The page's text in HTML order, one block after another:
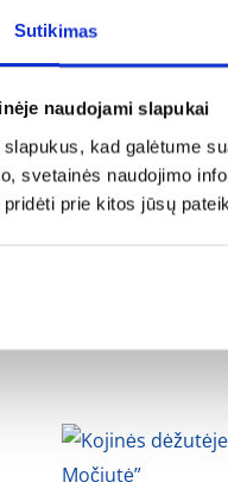
Sutikimas
naudojami slapukai
slapukus, kad galėtume
svetainės naudojimo
pridėti prie kitos jūsų
bankininkystės
662 41046 arba
informacijos ar